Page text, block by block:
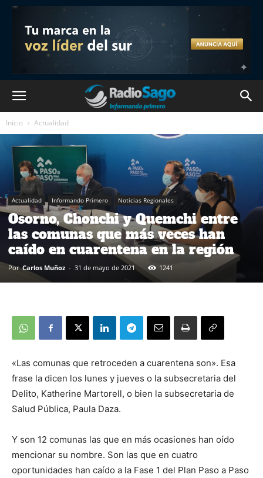
Inicio Actualidad
Actualidad Informando Primero Noticias Regionales
Osorno, Chonchi y Quemchi entre
las comunas que más veces han
caído en cuarentena en la región
Por Carlos Muñoz - 31 de mayo de 2021 1241
«Las comunas que retroceden a cuarentena son». Esa
frase la dicen los lunes y jueves o la subsecretaria del
Delito, Katherine Martorell, o bien la subsecretaria de
Salud Pública, Paula Daza.
Y son 12 comunas las que en más ocasiones han oído
mencionar su nombre. Son las que en cuatro
oportunidades han caído a la Fase 1 del Plan Paso a Paso